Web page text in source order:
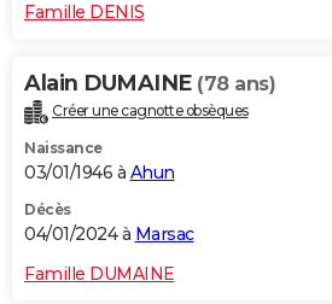
Famille DENIS
Alain DUMAINE (78 ans)
Créer une cagnotte obsèques
Naissance
03/01/1946 à Ahun
Décès
04/01/2024 à Marsac
Famille DUMAINE